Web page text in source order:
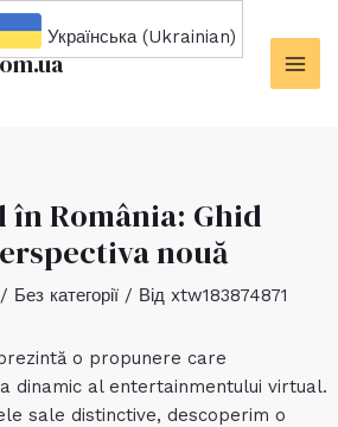
în România: Ghid
nouă
/ Без категорії / Від xtw183874871
o propunere care
dinamic al entertainmentului virtual.
sale distinctive, descoperim o
Українська (Ukrainian)